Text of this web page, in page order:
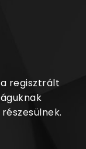
regisztrált